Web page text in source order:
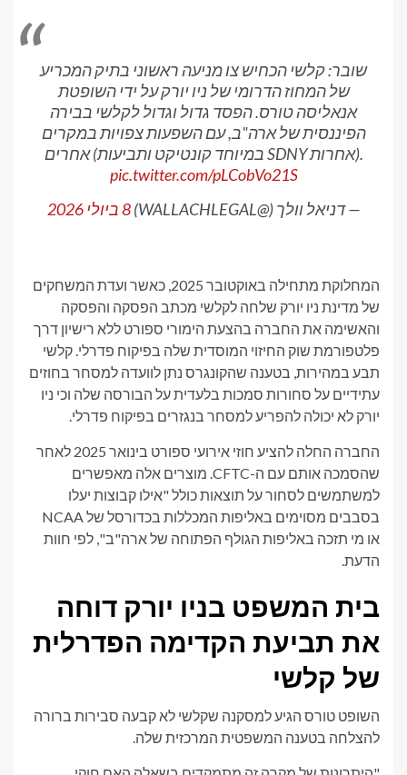
שובר: קלשי הכחיש צו מניעה ראשוני בתיק המכריע
של המחוז הדרומי של ניו יורק על ידי השופטת
אנאליסה טורס. הפסד גדול וגדול לקלשי בבירה
הפיננסית של ארה"ב, עם השפעות צפויות במקרים
אחרים (במיוחד קונטיקט ותביעות SDNY אחרות).
pic.twitter.com/pLCobVo21S
— דניאל וולך (@WALLACHLEGAL)
8 ביולי 2026
המחלוקת מתחילה באוקטובר 2025, כאשר ועדת המשחקים
של מדינת ניו יורק שלחה לקלשי מכתב הפסקה והפסקה
והאשימה את החברה בהצעת הימורי ספורט ללא רישיון דרך
פלטפורמת שוק החיזוי המוסדית שלה בפיקוח פדרלי. קלשי
תבע במהירות, בטענה שהקונגרס נתן לוועדה למסחר בחוזים
עתידיים על סחורות סמכות בלעדית על הבורסה שלה וכי ניו
יורק לא יכולה להפריע למסחר בנגזרים בפיקוח פדרלי.
החברה החלה להציע חוזי אירועי ספורט בינואר 2025 לאחר
שהסמכה אותם עם ה-CFTC. מוצרים אלה מאפשרים
למשתמשים לסחור על תוצאות כולל "אילו קבוצות יעלו
בסבבים מסוימים באליפות המכללות בכדורסל של NCAA
או מי תזכה באליפות הגולף הפתוחה של ארה"ב", לפי חוות
הדעת.
בית המשפט בניו יורק דוחה
את תביעת הקדימה הפדרלית
של קלשי
השופט טורס הגיע למסקנה שקלשי לא קבעה סבירות ברורה
להצלחה בטענה המשפטית המרכזית שלה.